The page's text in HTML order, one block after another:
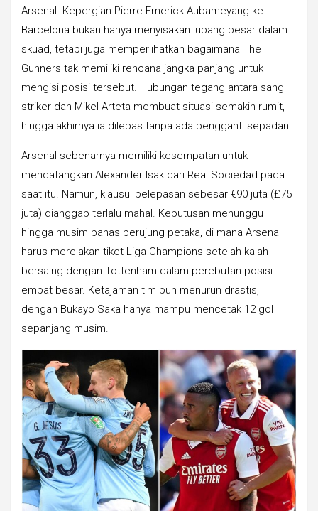
Arsenal. Kepergian Pierre-Emerick Aubameyang ke
Barcelona bukan hanya menyisakan lubang besar dalam
skuad, tetapi juga memperlihatkan bagaimana The
Gunners tak memiliki rencana jangka panjang untuk
mengisi posisi tersebut. Hubungan tegang antara sang
striker dan Mikel Arteta membuat situasi semakin rumit,
hingga akhirnya ia dilepas tanpa ada pengganti sepadan.
Arsenal sebenarnya memiliki kesempatan untuk
mendatangkan Alexander Isak dari Real Sociedad pada
saat itu. Namun, klausul pelepasan sebesar €90 juta (£75
juta) dianggap terlalu mahal. Keputusan menunggu
hingga musim panas berujung petaka, di mana Arsenal
harus merelakan tiket Liga Champions setelah kalah
bersaing dengan Tottenham dalam perebutan posisi
empat besar. Ketajaman tim pun menurun drastis,
dengan Bukayo Saka hanya mampu mencetak 12 gol
sepanjang musim.